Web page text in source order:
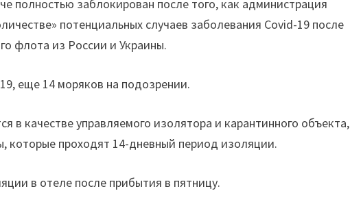
полностью заблокирован после того, как администрация
потенциальных случаев заболевания Covid-19 после
флота из России и Украины.
еще 14 моряков на подозрении.
в качестве управляемого изолятора и карантинного объекта,
которые проходят 14-дневный период изоляции.
в отеле после прибытия в пятницу.